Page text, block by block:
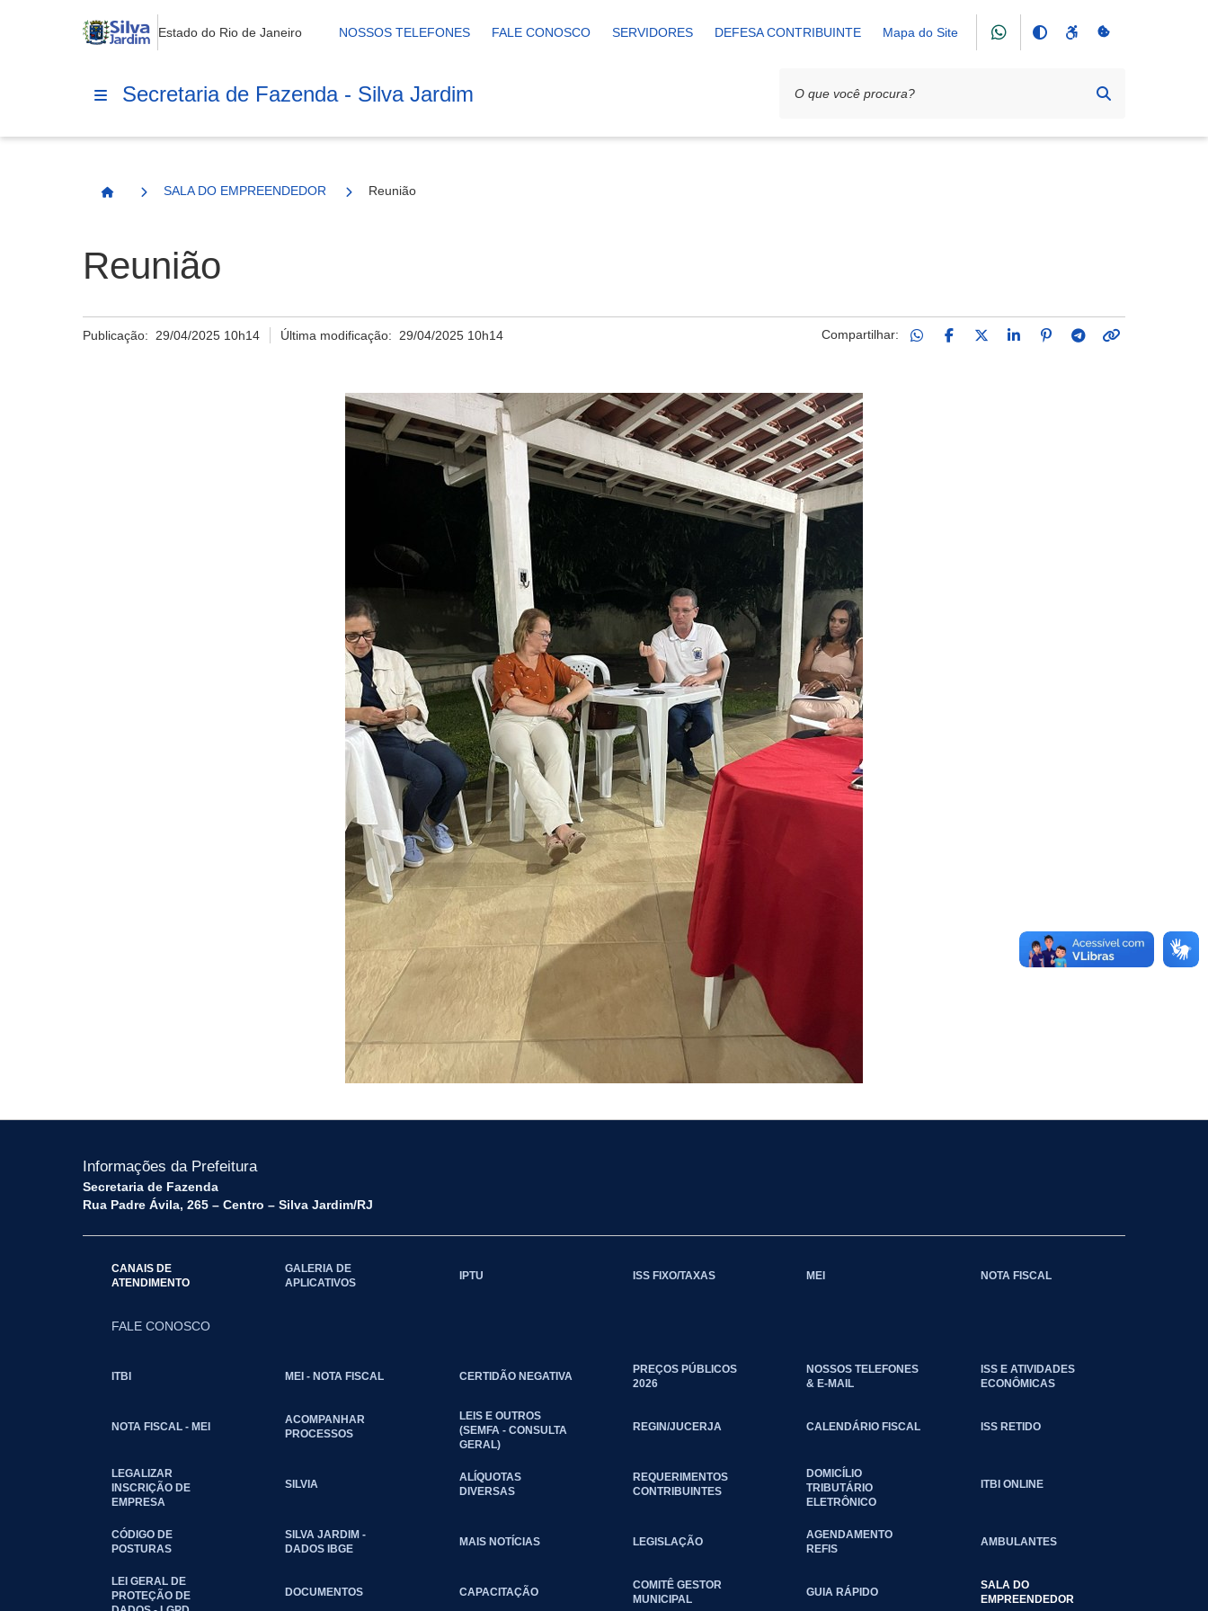
Estado do Rio de Janeiro NOSSOS TELEFONES FALE CONOSCO SERVIDORES DEFESA CONTRIBUINTE Mapa do Site
Secretaria de Fazenda - Silva Jardim
Página Inicial
SALA DO EMPREENDEDOR Reunião
Reunião
Publicação: 29/04/2025 10h14 Última modificação: 29/04/2025 10h14 Compartilhar:
Informações da Prefeitura
Secretaria de Fazenda
Rua Padre Ávila, 265 – Centro – Silva Jardim/RJ
CANAIS DE
ATENDIMENTO
FALE CONOSCO
GALERIA DE
APLICATIVOS
IPTU ISS FIXO/TAXAS MEI NOTA FISCAL
ITBI MEI - NOTA FISCAL CERTIDÃO NEGATIVA
PREÇOS PÚBLICOS
2026
NOSSOS TELEFONES
& E-MAIL
ISS E ATIVIDADES
ECONÔMICAS
NOTA FISCAL - MEI
ACOMPANHAR
PROCESSOS
LEIS E OUTROS
(SEMFA - CONSULTA
GERAL)
REGIN/JUCERJA CALENDÁRIO FISCAL ISS RETIDO
LEGALIZAR
INSCRIÇÃO DE
EMPRESA
SILVIA
ALÍQUOTAS
DIVERSAS
REQUERIMENTOS
CONTRIBUINTES
DOMICÍLIO
TRIBUTÁRIO
ELETRÔNICO
ITBI ONLINE
CÓDIGO DE
POSTURAS
SILVA JARDIM -
DADOS IBGE
MAIS NOTÍCIAS LEGISLAÇÃO
AGENDAMENTO
REFIS
AMBULANTES
LEI GERAL DE
PROTEÇÃO DE
DOCUMENTOS CAPACITAÇÃO
COMITÊ GESTOR
MUNICIPAL
GUIA RÁPIDO
SALA DO
EMPREENDEDOR